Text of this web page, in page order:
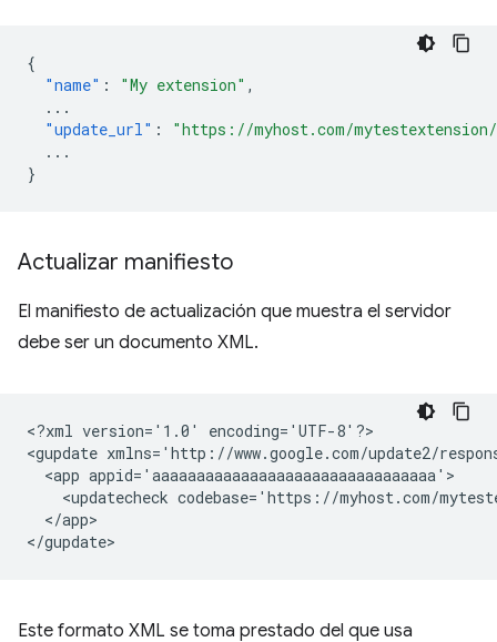
{
"name" : "My extension" ,
...
"update_url" :
"https://myhost.com/
...
}
Actualizar manifiesto
El manifiesto de actualización que muestra el servidor
debe ser un documento XML.
<?xml version='1.0'
encoding='UTF-8'?>
<gupdate xmlns='http://www.google.com/update2/
<app
<updatecheck codebase='https://myhost.com/
</app>
Este formato XML se toma prestado del que usa